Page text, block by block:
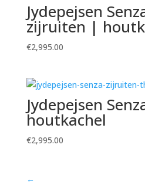
Jydepejsen
zijruiten |
€2,995.00
Jydepejsen
houtkachel
€2,995.00
←